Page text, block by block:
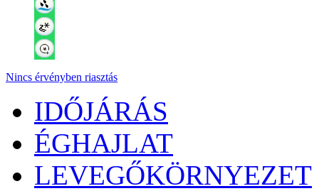
Nincs érvényben riasztás
IDŐJÁRÁS
ÉGHAJLAT
LEVEGŐKÖRNYEZET